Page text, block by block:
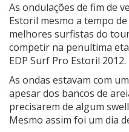
As ondulações de fim de
Estoril mesmo a tempo
melhores surfistas do
competir na penultima
EDP Surf Pro Estoril 2012.
As ondas estavam com
apesar dos bancos de
precisarem de algum
Mesmo assim foi um dia